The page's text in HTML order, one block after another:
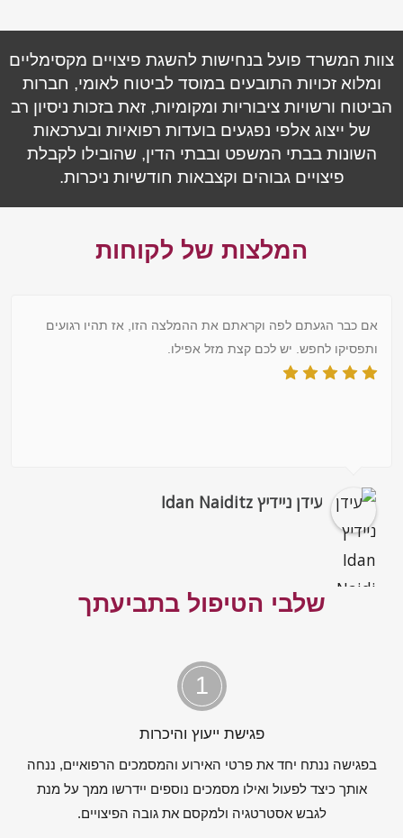
צוות המשרד פועל בנחישות להשגת פיצויים מקסימליים
ומלוא זכויות התובעים במוסד לביטוח לאומי, חברות
הביטוח ורשויות ציבוריות ומקומיות, זאת בזכות ניסיון רב
של ייצוג אלפי נפגעים בועדות רפואיות ובערכאות
השונות בבתי המשפט ובבתי הדין, שהובילו לקבלת
פיצויים גבוהים וקצבאות חודשיות ניכרות.
המלצות של לקוחות
אם כבר הגעתם לפה וקראתם את ההמלצה הזו, אז תהיו רגועים
ותפסיקו לחפש. יש לכם קצת מזל אפילו.
עידן ניידיץ Idan Naiditz
שלבי הטיפול בתביעתך
1
פגישת ייעוץ והיכרות
בפגישה ננתח יחד את פרטי האירוע והמסמכים הרפואיים, ננחה
אותך כיצד לפעול ואילו מסמכים נוספים יידרשו ממך על מנת
לגבש אסטרטגיה ולמקסם את גובה הפיצויים.